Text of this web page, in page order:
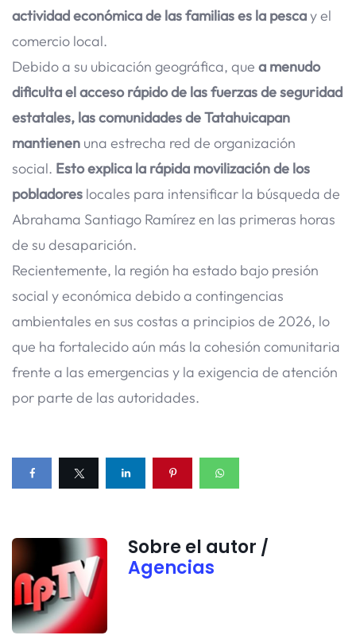
actividad económica de las familias es la pescay el
comercio local.
Debido a su ubicación geográfica, que a menudo
dificulta el acceso rápido de las fuerzas de seguridad
estatales, las comunidades de Tatahuicapan
mantienen una estrecha red de organización
social. Esto explica la rápida movilización de los
pobladores locales para intensificar la búsqueda de
Abrahama Santiago Ramírez en las primeras horas
de su desaparición.
Recientemente, la región ha estado bajo presión
social y económica debido a contingencias
ambientales en sus costas a principios de 2026, lo
que ha fortalecido aún más la cohesión comunitaria
frente a las emergencias y la exigencia de atención
por parte de las autoridades.
Sobre el autor /
Agencias